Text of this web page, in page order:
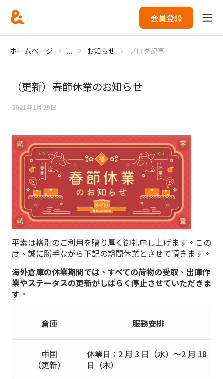
会員登録
ホームページ ... お知らせ ブログ記事
（更新）春節休業のお知らせ
2021年1月29日
平素は格別のご利用を贈り厚く御礼申し上げます。この
度、誠に勝手ながら下記の期間休業とさせて頂きます。
海外倉庫の休業期間では、すべての荷物の受取、出庫作
業やステータスの更新がしばらく停止させていただきま
す。
倉庫 服務安排
中国
（更新）
休業日：2 月 3 日（水）～2 月 18
日（木）